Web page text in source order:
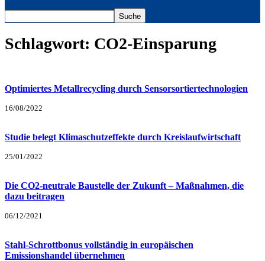
Schlagwort: CO2-Einsparung
Optimiertes Metallrecycling durch Sensorsortiertechnologien
16/08/2022
Studie belegt Klimaschutzeffekte durch Kreislaufwirtschaft
25/01/2022
Die CO2-neutrale Baustelle der Zukunft – Maßnahmen, die
dazu beitragen
06/12/2021
Stahl-Schrottbonus vollständig in europäischen
Emissionshandel übernehmen